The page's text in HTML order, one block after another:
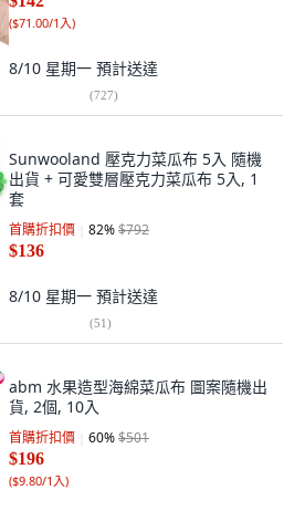
($71.00/1入)
8/10 星期一 預計送達
(727)
Sunwooland 壓克力菜瓜布 5入 隨機
出貨 + 可愛雙層壓克力菜瓜布 5入, 1
套
首購折扣價 82%$792
$136
8/10 星期一 預計送達
(51)
abm 水果造型海綿菜瓜布 圖案隨機出
貨, 2個, 10入
首購折扣價 60%$501
$196
($9.80/1入)